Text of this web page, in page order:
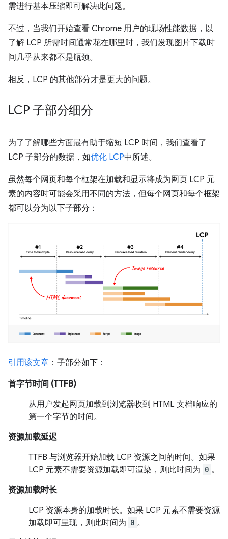
需进行基本压缩即可解决此问题。
不过，当我们开始查看 Chrome 用户的现场性能数据，以
了解 LCP 所需时间通常花在哪里时，我们发现图片下载时
间几乎从来都不是瓶颈。
相反，LCP 的其他部分才是更大的问题。
LCP 子部分细分
为了了解哪些方面最有助于缩短 LCP 时间，我们查看了
LCP 子部分的数据，如优化 LCP中所述。
虽然每个网页和每个框架在加载和显示将成为网页 LCP 元
素的内容时可能会采用不同的方法，但每个网页和每个框架
都可以分为以下子部分：
引用该文章 ：子部分如下：
首字节时间 (TTFB)
从用户发起网页加载到浏览器收到 HTML 文档响应的
第一个字节的时间。
资源加载延迟
TTFB 与浏览器开始加载 LCP 资源之间的时间。如果
LCP 元素不需要资源加载即可渲染，则此时间为 0 。
资源加载时长
LCP 资源本身的加载时长。如果 LCP 元素不需要资源
加载即可呈现，则此时间为 0 。